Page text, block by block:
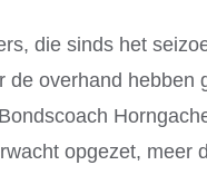
die sinds het
de overhand hebben
opgezet, meer